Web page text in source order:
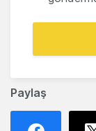
Paylaş